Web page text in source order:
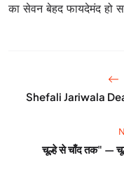
का सेवन बेहद फायदेमंद हो
Shefali Jariwala
चूल्हे से चाँद तक" —